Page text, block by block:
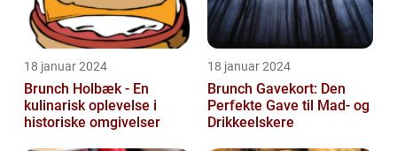
18 januar 2024
Brunch Holbæk - En
kulinarisk oplevelse i
historiske omgivelser
18 januar 2024
Brunch Gavekort: Den
Perfekte Gave til Mad- og
Drikkeelskere